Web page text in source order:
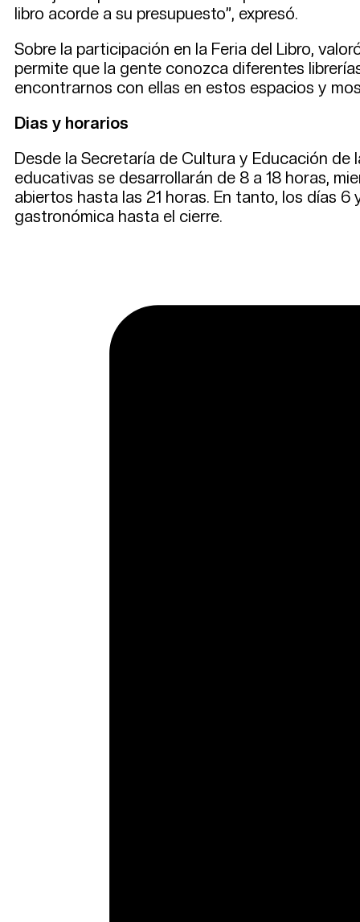
libro acorde a su presupuesto”, expresó.
Sobre la participación en la Feria del Libro,
permite que la gente conozca diferentes
encontrarnos con ellas en estos espacios y
Dias y horarios
Desde la Secretaría de Cultura y Educación
educativas se desarrollarán de 8 a 18 horas,
abiertos hasta las 21 horas. En tanto, los días
gastronómica hasta el cierre.